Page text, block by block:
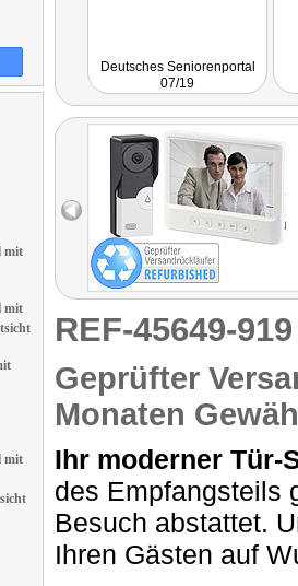
mit
mit
mit
Deutsches Seniorenportal
07/19
REF-45649-
Geprüfter
Monaten
Ihr moderner Tür-
des Empfangsteils
Besuch abstattet.
Ihren Gästen auf